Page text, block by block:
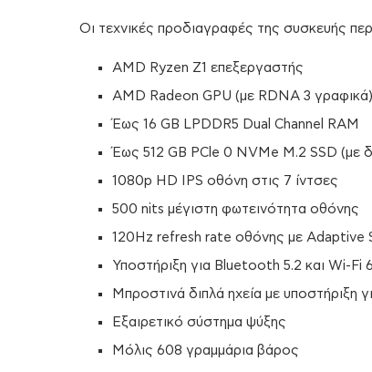
Οι τεχνικές προδιαγραφές της συσκευής
AMD Ryzen Z1 επεξεργαστής
AMD Radeon GPU (με RDNA 3 γραφικά)
Έως 16 GB LPDDR5 Dual Channel RAM
Έως 512 GB PCle 0 NVMe M.2 SSD (με
1080p HD IPS οθόνη στις 7 ίντσες
500 nits μέγιστη φωτεινότητα οθόνης
120Hz refresh rate οθόνης με Adaptive
Υποστήριξη για Bluetooth 5.2 και Wi-Fi
Μπροστινά διπλά ηχεία με υποστήριξη
Εξαιρετικό σύστημα ψύξης
Μόλις 608 γραμμάρια βάρος